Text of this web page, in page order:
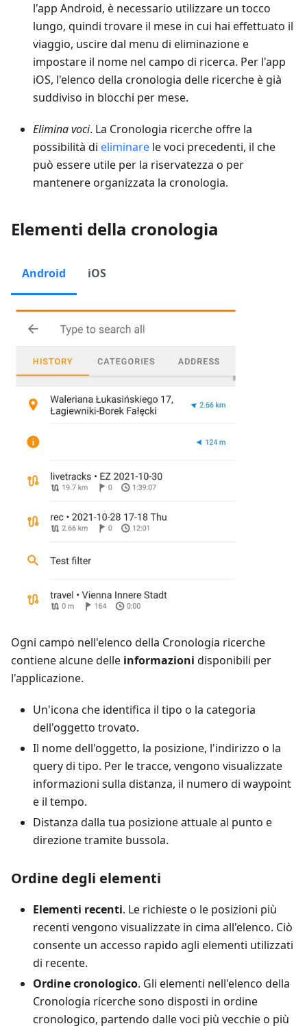
l'app Android, è necessario utilizzare un tocco
lungo, quindi trovare il mese in cui hai effettuato il
viaggio, uscire dal menu di eliminazione e
impostare il nome nel campo di ricerca. Per l'app
iOS, l'elenco della cronologia delle ricerche è già
suddiviso in blocchi per mese.
Elimina voci. La Cronologia ricerche offre la
possibilità di eliminare le voci precedenti, il che
può essere utile per la riservatezza o per
mantenere organizzata la cronologia.
Elementi della cronologia
Android iOS
Ogni campo nell'elenco della Cronologia ricerche
contiene alcune delle informazioni disponibili per
l'applicazione.
Un'icona che identifica il tipo o la categoria
dell'oggetto trovato.
Il nome dell'oggetto, la posizione, l'indirizzo o la
query di tipo. Per le tracce, vengono visualizzate
informazioni sulla distanza, il numero di waypoint
e il tempo.
Distanza dalla tua posizione attuale al punto e
direzione tramite bussola.
Ordine degli elementi
Elementi recenti. Le richieste o le posizioni più
recenti vengono visualizzate in cima all'elenco. Ciò
consente un accesso rapido agli elementi utilizzati
di recente.
Ordine cronologico. Gli elementi nell'elenco della
Cronologia ricerche sono disposti in ordine
cronologico, partendo dalle voci più vecchie o più